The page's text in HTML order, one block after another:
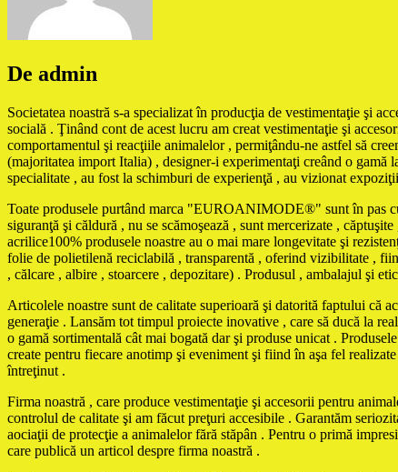
De admin
Societatea noastră s-a specializat în producţia de vestimentaţie şi
socială . Ţinând cont de acest lucru am creat vestimentaţie şi
comportamentul şi reacţiile animalelor , permiţându-ne astfel să
(majoritatea import Italia) , designer-i experimentaţi creând o gamă
specialitate , au fost la schimburi de experienţă , au vizionat
Toate produsele purtând marca "EUROANIMODE®" sunt în pas
siguranţă şi căldură , nu se scămoşează , sunt mercerizate ,
acrilice100% produsele noastre au o mai mare longevitate şi
folie de polietilenă reciclabilă , transparentă , oferind vizibilitate ,
, călcare , albire , stoarcere , depozitare) . Produsul , ambalajul şi
Articolele noastre sunt de calitate superioară şi datorită faptului că
generaţie . Lansăm tot timpul proiecte inovative , care să ducă la
o gamă sortimentală cât mai bogată dar şi produse unicat .
create pentru fiecare anotimp şi eveniment şi fiind în aşa fel
întreţinut .
Firma noastră , care produce vestimentaţie şi accesorii pentru
controlul de calitate şi am făcut preţuri accesibile . Garantăm
aociaţii de protecţie a animalelor fără stăpân . Pentru o primă
care publică un articol despre firma noastră .